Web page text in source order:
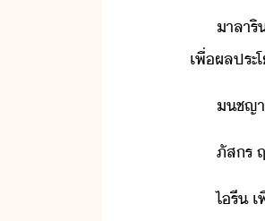
าลา​
เพื่​ผลปร
ช​ญ
ภัส​ร​
ไ​รี​